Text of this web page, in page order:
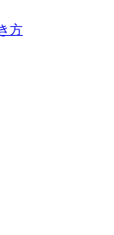
方